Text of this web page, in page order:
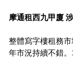
摩通租西九甲廈
整體寫字樓租務
年市況持續不錯